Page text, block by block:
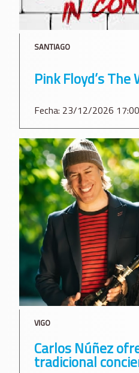
SANTIAGO
Pink Floyd’s
Fecha: 23/12/2026 17:00
VIGO
Carlos Núñez
tradicional